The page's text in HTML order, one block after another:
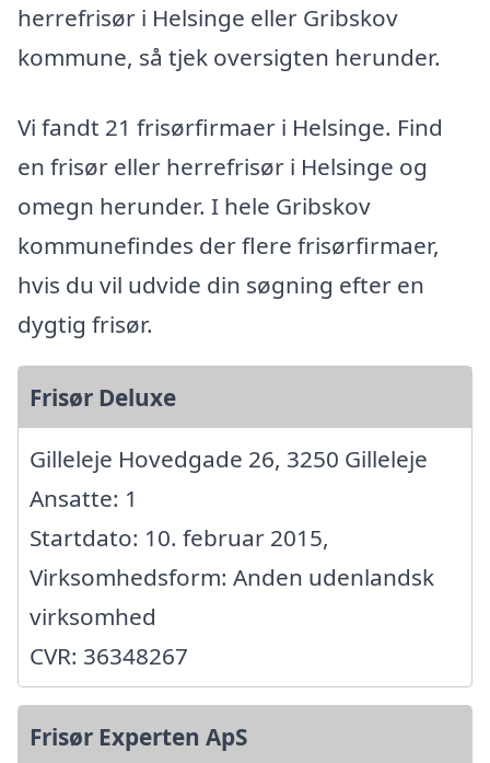
herrefrisør i Helsinge eller Gribskov
kommune, så tjek oversigten herunder.
Vi fandt 21 frisørfirmaer i Helsinge. Find
en frisør eller herrefrisør i Helsinge og
omegn herunder. I hele Gribskov
kommunefindes der flere frisørfirmaer,
hvis du vil udvide din søgning efter en
dygtig frisør.
Frisør Deluxe
Gilleleje Hovedgade 26, 3250 Gilleleje
Ansatte: 1
Startdato: 10. februar 2015,
Virksomhedsform: Anden udenlandsk
virksomhed
CVR: 36348267
Frisør Experten ApS